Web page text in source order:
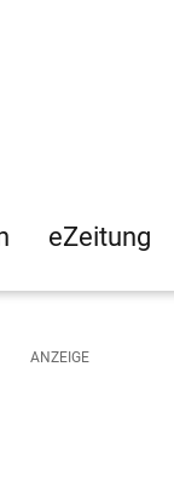
eZeitung